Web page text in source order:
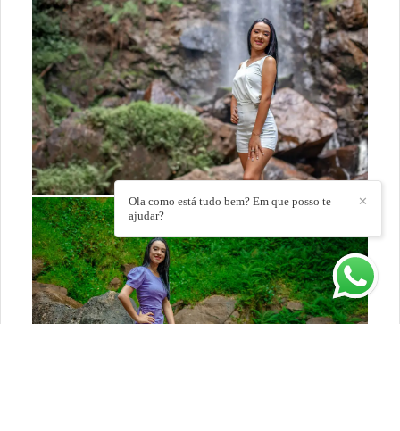
✕
Ola como está tudo bem? Em que posso te
ajudar?